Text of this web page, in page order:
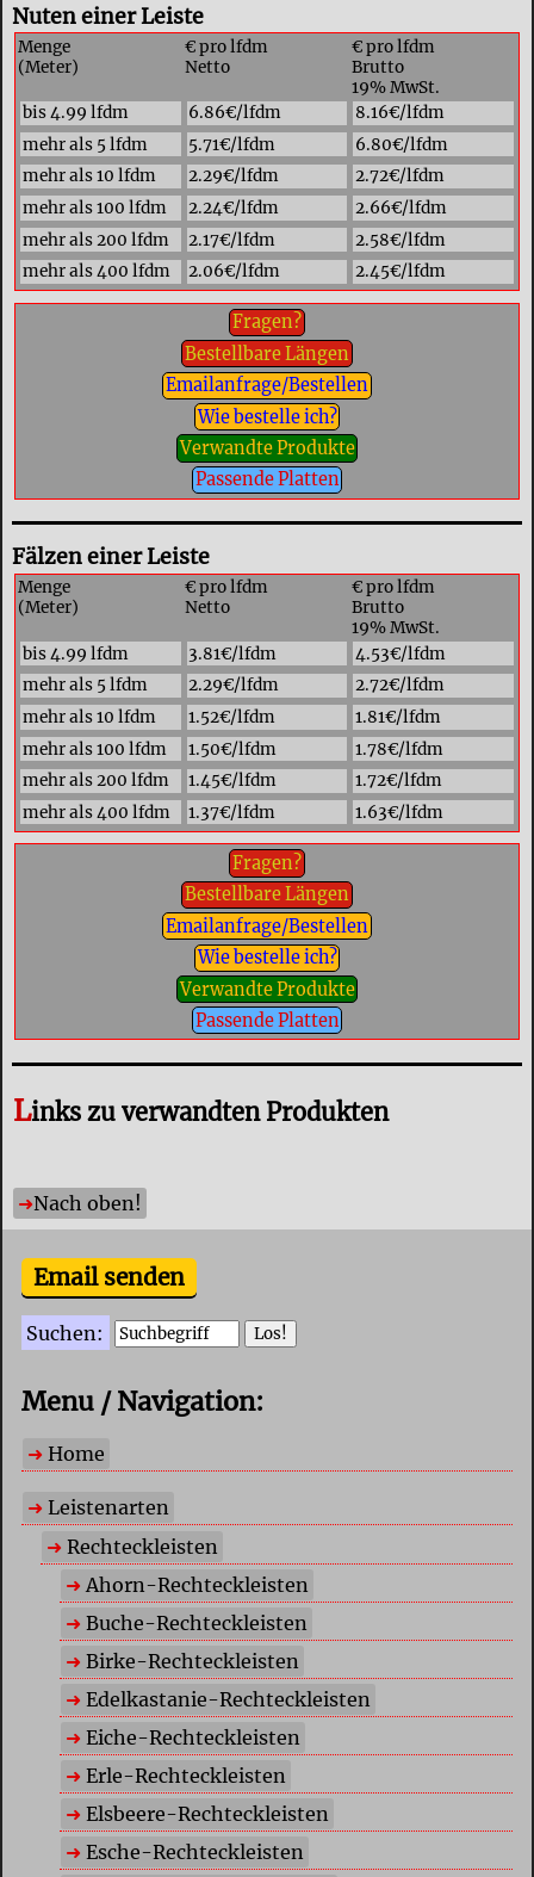
Nuten einer Leiste
Menge
(Meter)
€ pro lfdm
Netto
€ pro lfdm
Brutto
19% MwSt.
bis 4.99 lfdm
6.86€/lfdm
8.16€/lfdm
mehr als 5 lfdm
5.71€/lfdm
6.80€/lfdm
mehr als 10 lfdm
2.29€/lfdm
2.72€/lfdm
mehr als 100 lfdm
2.24€/lfdm
2.66€/lfdm
mehr als 200 lfdm
2.17€/lfdm
2.58€/lfdm
mehr als 400 lfdm
2.06€/lfdm 2.45€/lfdm
Fragen?
Bestellbare Längen
Emailanfrage/Bestellen
Wie bestelle ich?
Verwandte Produkte
Passende Platten
Fälzen einer Leiste
Menge
(Meter)
€ pro lfdm
Netto
€ pro lfdm
Brutto
19% MwSt.
bis 4.99 lfdm
3.81€/lfdm
4.53€/lfdm
mehr als 5 lfdm
2.29€/lfdm
2.72€/lfdm
mehr als 10 lfdm
1.52€/lfdm
1.81€/lfdm
mehr als 100 lfdm
1.50€/lfdm
1.78€/lfdm
mehr als 200 lfdm
1.45€/lfdm
1.72€/lfdm
mehr als 400 lfdm
1.37€/lfdm 1.63€/lfdm
Fragen?
Bestellbare Längen
Emailanfrage/Bestellen
Wie bestelle ich?
Verwandte Produkte
Passende Platten
Links zu verwandten Produkten
Nach oben!
Email senden
Suchen:
Menu / Navigation:
Home
Leistenarten
Rechteckleisten
Ahorn-Rechteckleisten
Buche-Rechteckleisten
Birke-Rechteckleisten
Edelkastanie-Rechteckleisten
Eiche-Rechteckleisten
Erle-Rechteckleisten
Elsbeere-Rechteckleisten
Esche-Rechteckleisten